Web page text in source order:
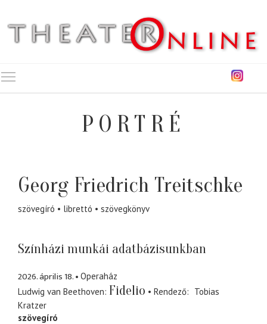
PORTRÉ
Georg Friedrich Treitschke
szövegíró librettó szövegkönyv
Színházi munkái adatbázisunkban
2026. április 18.
Operaház
Ludwig van Beethoven Fidelio Rendező
Tobias
Kratzer
szövegíró